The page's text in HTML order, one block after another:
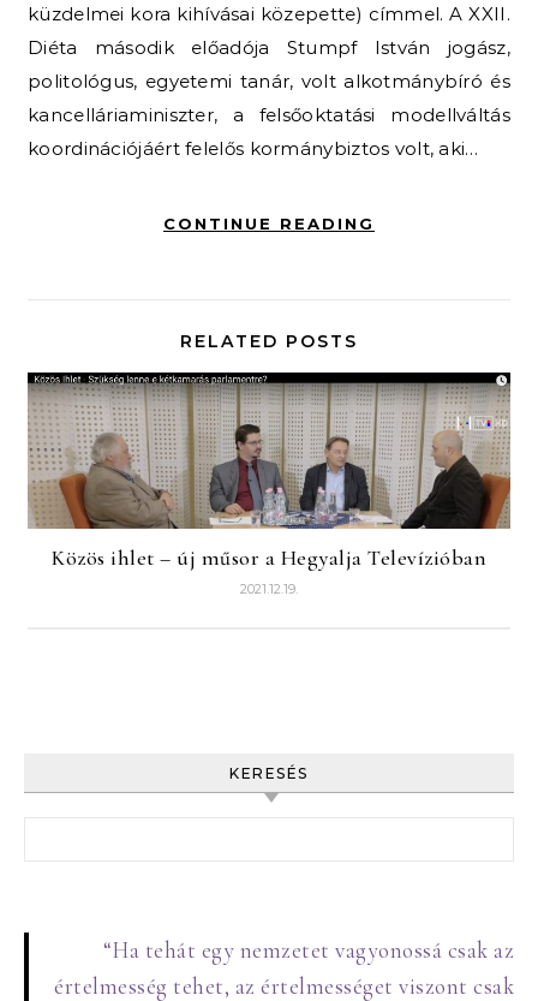
küzdelmei kora kihívásai közepette) címmel. A XXII.
Diéta második előadója Stumpf István jogász,
politológus, egyetemi tanár, volt alkotmánybíró és
kancelláriaminiszter, a felsőoktatási modellváltás
koordinációjáért felelős kormánybiztos volt, aki…
CONTINUE READING
RELATED POSTS
Közös ihlet – új műsor a Hegyalja Televízióban
2021.12.19.
KERESÉS
“Ha tehát egy nemzetet vagyonossá csak az
értelmesség tehet, az értelmességet viszont csak